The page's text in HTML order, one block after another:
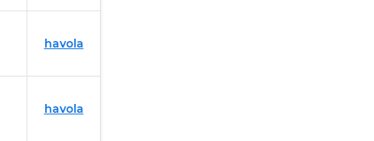
havola
havola